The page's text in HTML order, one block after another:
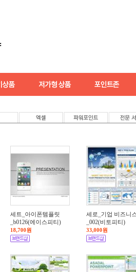
세트_아이폰템플릿
_b0126(에이스피티)
18,700원
세로_기업 비즈니
_002(비토피티)
33,000원